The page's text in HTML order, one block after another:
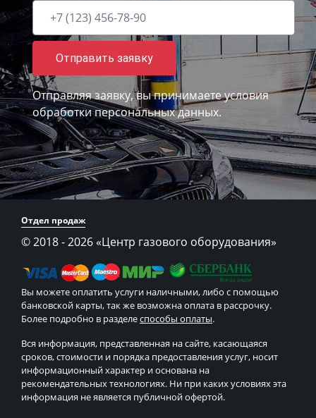
Отправить заявку
Отправляя заявку, вы принимаетеусловия
обработки персональных данных.
Отдел продаж
© 2018 - 2026 «Центр газового оборудования»
Вы можете оплатить услуги наличными, либо с помощью
банковской карты, так же возможна оплата в рассрочку.
Более подробно в разделеспособы оплаты.
Вся информация, представленная на сайте, касающаяся
сроков, стоимости и порядка предоставления услуг, носит
информационный характер и основана на
рекомендательных технологиях. Ни при каких условиях эта
информация не является публичной офертой.